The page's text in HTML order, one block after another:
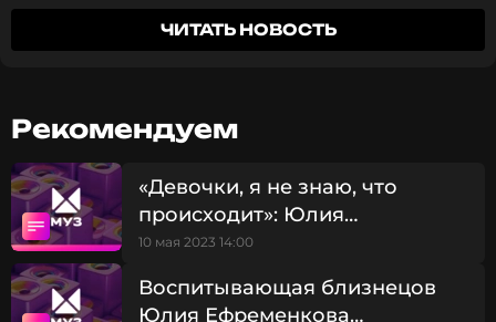
честь этого Ефременкова совершила
дорогостоящую покупку. Юлия приобрела белую
помощи профессионально снятого ролика, в
котором Юлия позирует за рулем нового авто.
Я знаю, что все мальчишки любят играть в
машинки, поэтому решила сделать подарок
своим сыночкам. У нас пополнение. Добро
пожаловать в семью, наша снежная
ЧИТАТЬ НОВОСТЬ
Рекомендуем
«Девочки, я не знаю, что
происходит»: Юлия
Ефременкова переживает из-
10 мая 2023 14:00
Воспитывающая близнецов
Юлия Ефременкова